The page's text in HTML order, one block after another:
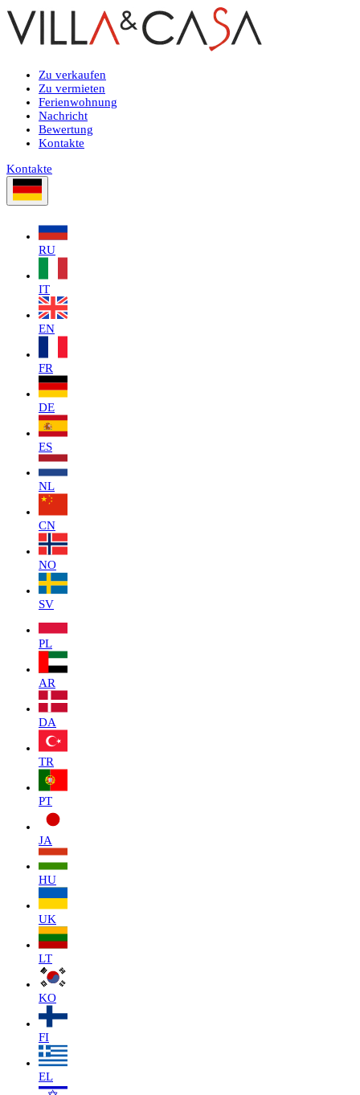
Zu verkaufen
Zu vermieten
Ferienwohnung
Nachricht
Bewertung
Kontakte
Kontakte
RU
IT
EN
FR
DE
ES
NL
CN
NO
SV
PL
AR
DA
TR
PT
JA
HU
UK
LT
KO
FI
EL